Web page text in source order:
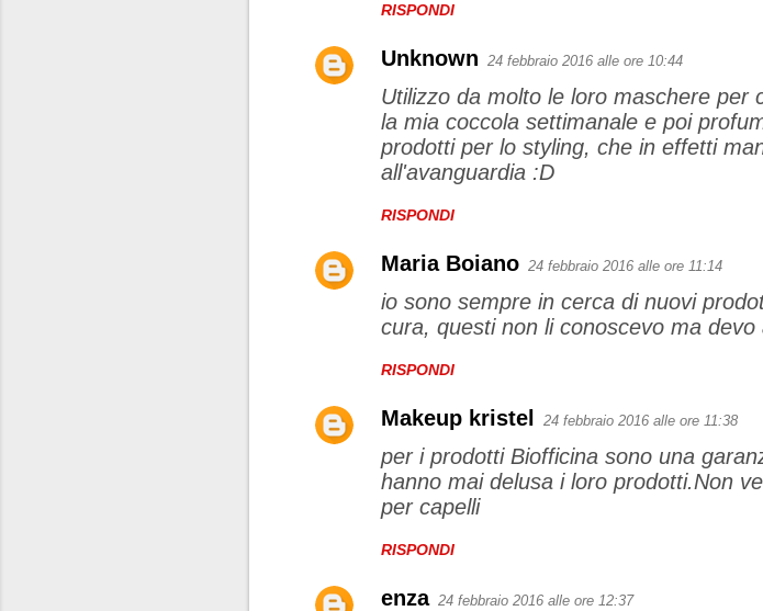
t
RISPONDI
Unknown 24 febbraio 2016 alle ore 10:44
Utilizzo da molto le loro maschere per
la mia coccola settimanale e poi
prodotti per lo styling, che in effetti
all'avanguardia :D
RISPONDI
Maria Boiano 24 febbraio 2016 alle ore 11:14
io sono sempre in cerca di nuovi
cura, questi non li conoscevo ma
RISPONDI
Makeup kristel 24 febbraio 2016 alle ore 11:38
per i prodotti Biofficina sono una
hanno mai delusa i loro prodotti.Non
per capelli
RISPONDI
enza 24 febbraio 2016 alle ore 12:37